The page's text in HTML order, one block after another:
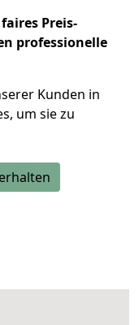
Preis-
professionelle
Kunden in
um sie zu